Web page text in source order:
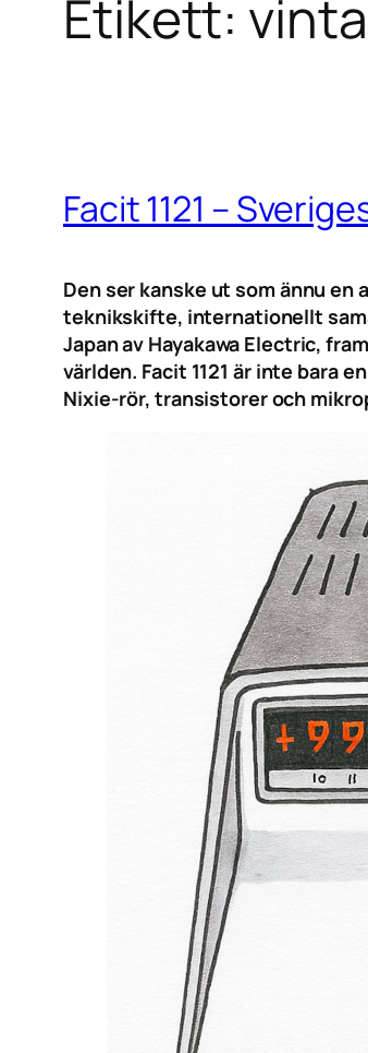
Etikett:
Facit 1121 –
Den ser kanske ut som ännu en
teknikskifte, internationellt
Japan av Hayakawa Electric,
världen. Facit 1121 är inte bara
Nixie-rör, transistorer och